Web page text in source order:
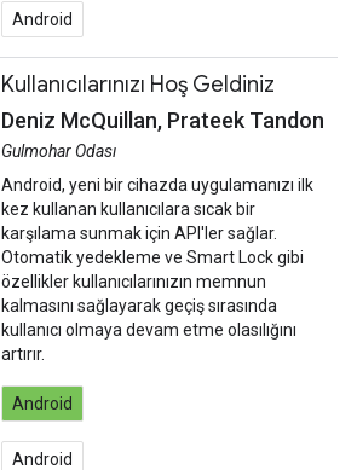
Android
Kullanıcılarınızı Hoş Geldiniz
Deniz McQuillan, Prateek Tandon
Gulmohar Odası
Android, yeni bir cihazda uygulamanızı ilk
kez kullanan kullanıcılara sıcak bir
karşılama sunmak için API'ler sağlar.
Otomatik yedekleme ve Smart Lock gibi
özellikler kullanıcılarınızın memnun
kalmasını sağlayarak geçiş sırasında
kullanıcı olmaya devam etme olasılığını
artırır.
Android
Android